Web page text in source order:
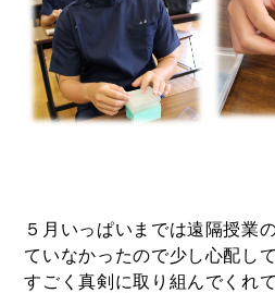
５月いっぱいまでは遠隔授業
ていなかったので少し心配し
すごく真剣に取り組んでくれ